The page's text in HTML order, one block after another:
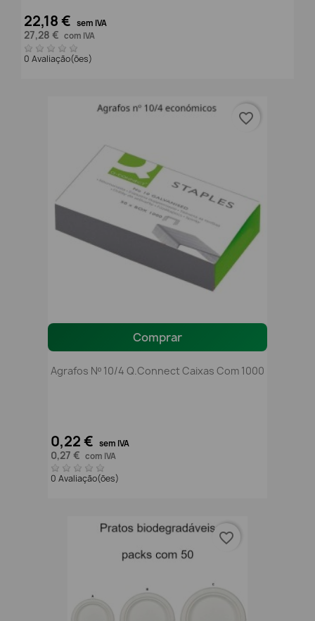
22,18 € sem IVA
27,28 € com IVA
0 Avaliação(ões)
Comprar
Agrafos Nº 10/4 Q.Connect Caixas Com 1000
0,22 € sem IVA
0,27 € com IVA
0 Avaliação(ões)
favorite_border
favorite_border